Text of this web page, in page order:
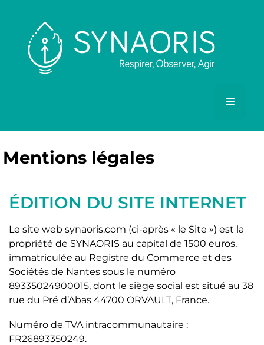
Mentions légales
ÉDITION DU SITE INTERNET
Le site web synaoris.com (ci-après « le Site ») est la
propriété de SYNAORIS au capital de 1500 euros,
immatriculée au Registre du Commerce et des
Sociétés de Nantes sous le numéro
89335024900015, dont le siège social est situé au 38
rue du Pré d’Abas 44700 ORVAULT, France.
Numéro de TVA intracommunautaire :
FR26893350249.